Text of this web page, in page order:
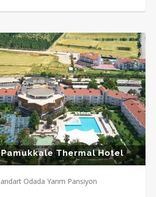
Thermal Hotel
Odada Yarım Pansiyon